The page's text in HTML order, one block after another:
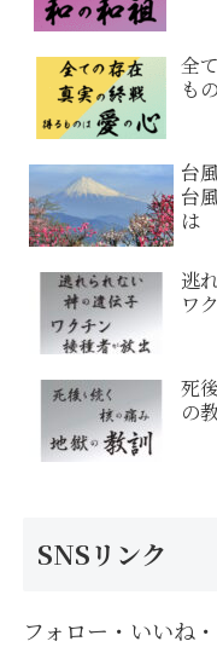
全
も
台
台
は
逃
ワ
死
の
SNSリンク
フォロー・いいね・